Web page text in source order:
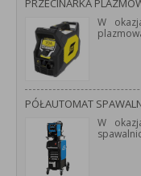
PRZECINARKA
W
PÓŁAUTOMAT
W